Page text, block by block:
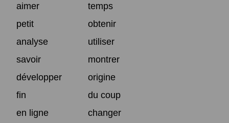
aimer
temps
petit
obtenir
analyse
utiliser
savoir
montrer
développer
origine
fin
du coup
en ligne
changer